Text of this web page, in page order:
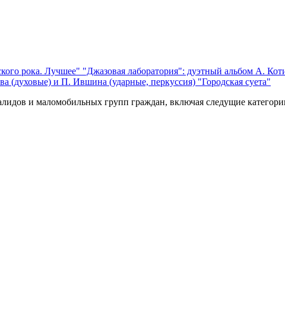
рока. Лучшее" "Джазовая лаборатория": дуэтный альбом А.
(духовые) и П. Ившина (ударные, перкуссия) "Городская суета"
и маломобильных групп граждан, включая следущие